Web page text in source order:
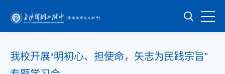
我校开展“明初心、担使命，矢志为民践宗旨”